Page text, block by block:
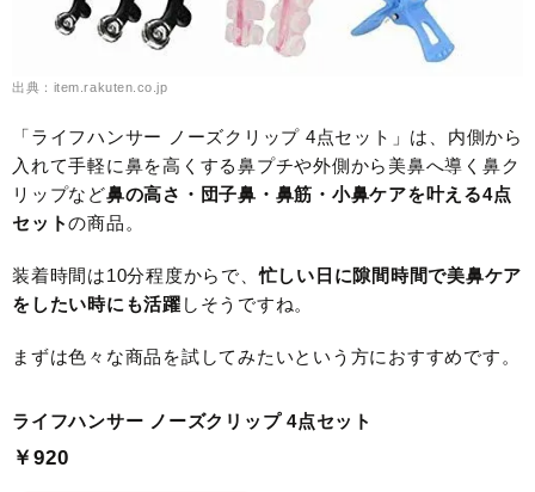
出典：item.rakuten.co.jp
「ライフハンサー ノーズクリップ 4点セット」は、内側から
入れて手軽に鼻を高くする鼻プチや外側から美鼻へ導く鼻ク
リップなど鼻の高さ・団子鼻・鼻筋・小鼻ケアを叶える4点
セットの商品。
装着時間は10分程度からで、忙しい日に隙間時間で美鼻ケア
をしたい時にも活躍 しそうですね。
まずは色々な商品を試してみたいという方におすすめです。
ライフハンサー ノーズクリップ 4点セット
￥920